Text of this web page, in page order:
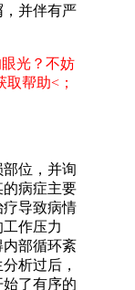
，并伴有严
光？不妨
帮助<；
位，并询
病症主要
导致病情
作压力
部循环紊
析过后，
了有序的